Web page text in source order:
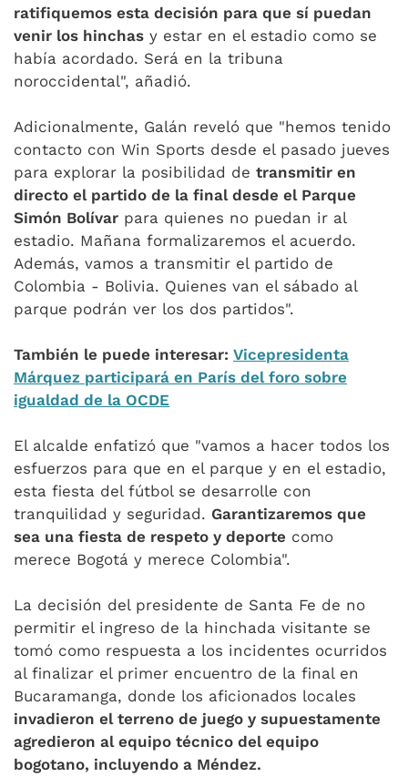
ratifiquemos esta decisión para que sí puedan
venir los hinchas y estar en el estadio como se
había acordado. Será en la tribuna
noroccidental", añadió.
Adicionalmente, Galán reveló que "hemos tenido
contacto con Win Sports desde el pasado jueves
para explorar la posibilidad de transmitir en
directo el partido de la final desde el Parque
Simón Bolívar para quienes no puedan ir al
estadio. Mañana formalizaremos el acuerdo.
Además, vamos a transmitir el partido de
Colombia - Bolivia. Quienes van el sábado al
parque podrán ver los dos partidos".
También le puede interesar: Vicepresidenta
Márquez participará en París del foro sobre
igualdad de la OCDE
El alcalde enfatizó que "vamos a hacer todos los
esfuerzos para que en el parque y en el estadio,
esta fiesta del fútbol se desarrolle con
tranquilidad y seguridad. Garantizaremos que
sea una fiesta de respeto y deporte como
merece Bogotá y merece Colombia".
La decisión del presidente de Santa Fe de no
permitir el ingreso de la hinchada visitante se
tomó como respuesta a los incidentes ocurridos
al finalizar el primer encuentro de la final en
Bucaramanga, donde los aficionados locales
invadieron el terreno de juego y supuestamente
agredieron al equipo técnico del equipo
bogotano, incluyendo a Méndez.